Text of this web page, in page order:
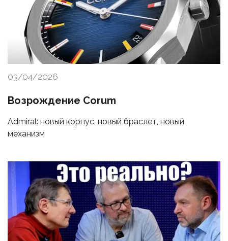
03/04/2026
Возрождение Corum
Admiral: новый корпус, новый браслет, новый
механизм